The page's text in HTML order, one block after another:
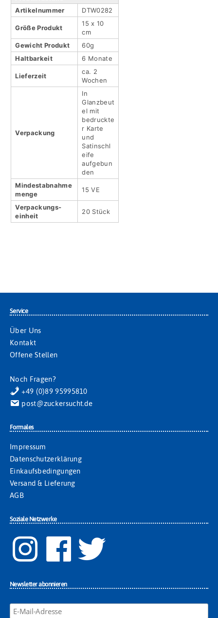
Artikel­nummer
DTW0282
Größe Produkt
15 x 10
cm
Gewicht Produkt
60g
Haltbar­keit
6 Monate
Lieferzeit
ca. 2
Wochen
Verpackung
In
Glanzbeut
el mit
bedruckte
r Karte
und
Satinschl
eife
aufgebun
den
Mindestabnahme
menge
15 VE
Verpackungs­
einheit
20 Stück
Service
Über Uns
Kontakt
Offene Stellen
Noch Fragen?
+49 (0)89 95995810
post@zuckersucht.de
Formales
Impressum
Datenschutzerklärung
Einkaufsbedingungen
Versand & Lieferung
AGB
Soziale Netzwerke
Newsletter abonnieren